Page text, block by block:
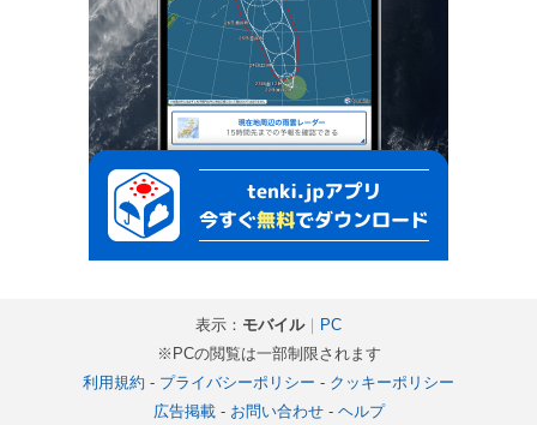
表示： モバイル｜ PC
※PCの閲覧は一部制限されます
利用規約 - プライバシーポリシー - クッキーポリシー
広告掲載- お問い合わせ- ヘルプ